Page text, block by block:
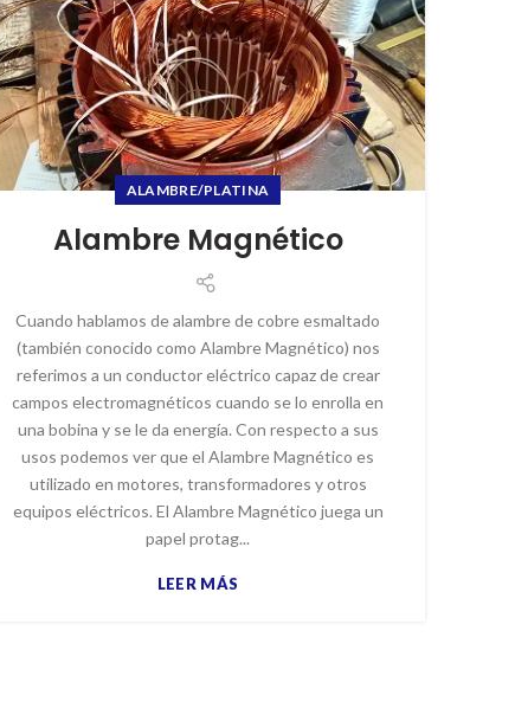
ALAMBRE/PLATINA
Alambre Magnético
Cuando hablamos de alambre de cobre esmaltado
(también conocido como Alambre Magnético) nos
referimos a un conductor eléctrico capaz de crear
campos electromagnéticos cuando se lo enrolla en
una bobina y se le da energía. Con respecto a sus
usos podemos ver que el Alambre Magnético es
utilizado en motores, transformadores y otros
equipos eléctricos. El Alambre Magnético juega un
papel protag...
LEER MÁS